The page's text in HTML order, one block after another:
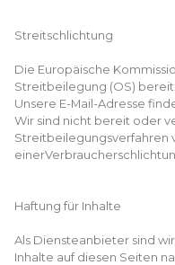
Streitschlichtung
Die Europäische
Streitbeilegung (OS)
Unsere E-Mail-Adresse
Wir sind nicht bereit oder
Streitbeilegungsverfahren
Haftung für Inhalte
Als Diensteanbieter sind wir
Inhalte auf diesen Seiten